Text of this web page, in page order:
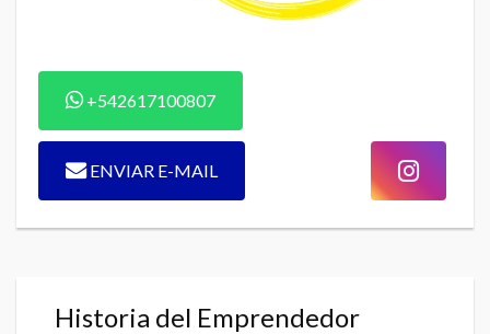
+542617100807
ENVIAR E-MAIL
Historia del Emprendedor